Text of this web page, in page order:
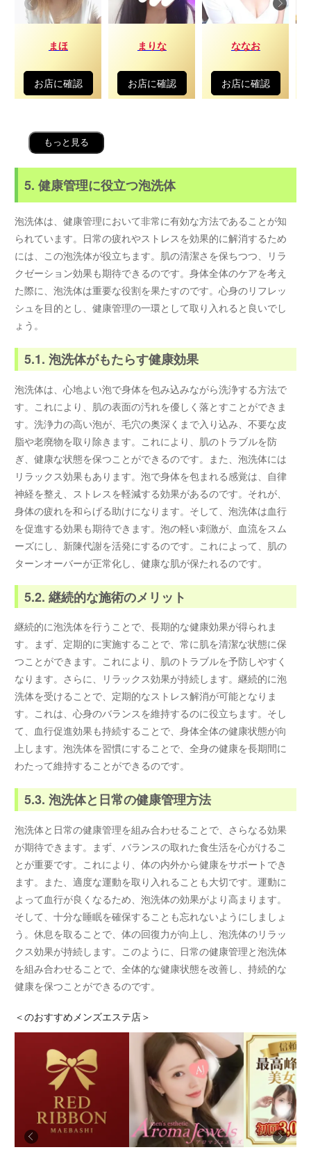
まほ
お店に確認
まりな
お店に確認
ななお
お店に確認
もっと見る
5. 健康管理に役立つ泡洗体
泡洗体は、健康管理において非常に有効な方法であることが知
られています。日常の疲れやストレスを効果的に解消するため
には、この泡洗体が役立ちます。肌の清潔さを保ちつつ、リラ
クゼーション効果も期待できるのです。身体全体のケアを考え
た際に、泡洗体は重要な役割を果たすのです。心身のリフレッ
シュを目的とし、健康管理の一環として取り入れると良いでし
ょう。
5.1. 泡洗体がもたらす健康効果
泡洗体は、心地よい泡で身体を包み込みながら洗浄する方法で
す。これにより、肌の表面の汚れを優しく落とすことができま
す。洗浄力の高い泡が、毛穴の奥深くまで入り込み、不要な皮
脂や老廃物を取り除きます。これにより、肌のトラブルを防
ぎ、健康な状態を保つことができるのです。また、泡洗体には
リラックス効果もあります。泡で身体を包まれる感覚は、自律
神経を整え、ストレスを軽減する効果があるのです。それが、
身体の疲れを和らげる助けになります。そして、泡洗体は血行
を促進する効果も期待できます。泡の軽い刺激が、血流をスム
ーズにし、新陳代謝を活発にするのです。これによって、肌の
ターンオーバーが正常化し、健康な肌が保たれるのです。
5.2. 継続的な施術のメリット
継続的に泡洗体を行うことで、長期的な健康効果が得られま
す。まず、定期的に実施することで、常に肌を清潔な状態に保
つことができます。これにより、肌のトラブルを予防しやすく
なります。さらに、リラックス効果が持続します。継続的に泡
洗体を受けることで、定期的なストレス解消が可能となりま
す。これは、心身のバランスを維持するのに役立ちます。そし
て、血行促進効果も持続することで、身体全体の健康状態が向
上します。泡洗体を習慣にすることで、全身の健康を長期間に
わたって維持することができるのです。
5.3. 泡洗体と日常の健康管理方法
泡洗体と日常の健康管理を組み合わせることで、さらなる効果
が期待できます。まず、バランスの取れた食生活を心がけるこ
とが重要です。これにより、体の内外から健康をサポートでき
ます。また、適度な運動を取り入れることも大切です。運動に
よって血行が良くなるため、泡洗体の効果がより高まります。
そして、十分な睡眠を確保することも忘れないようにしましょ
う。休息を取ることで、体の回復力が向上し、泡洗体のリラッ
クス効果が持続します。このように、日常の健康管理と泡洗体
を組み合わせることで、全体的な健康状態を改善し、持続的な
健康を保つことができるのです。
＜のおすすめメンズエステ店＞